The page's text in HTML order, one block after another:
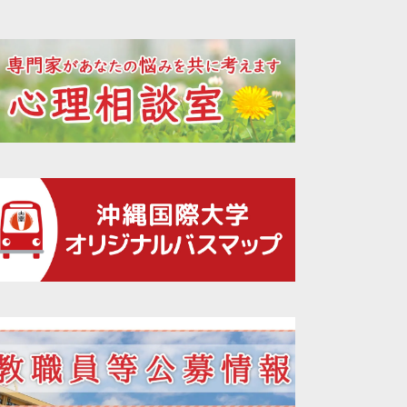
2021年10月
2021年09月
2021年08月
2021年05月
2021年04月
2020年12月
2020年11月
2020年10月